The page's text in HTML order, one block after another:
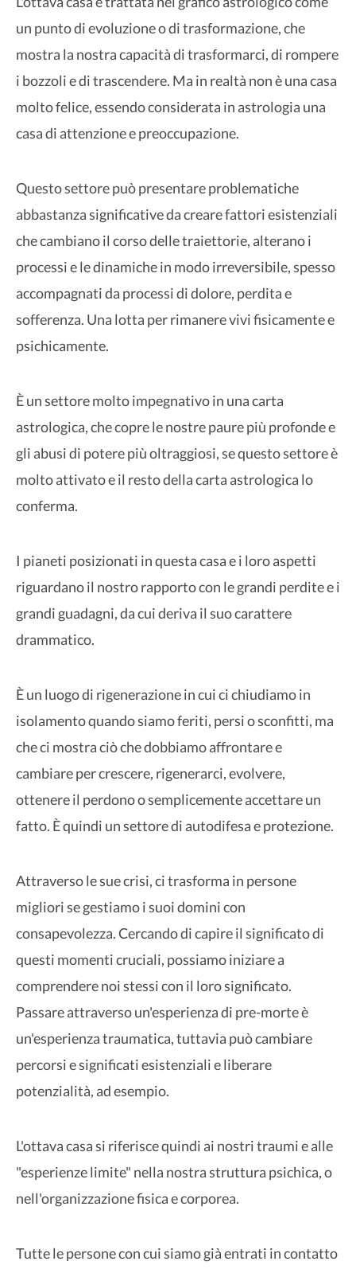
un punto di evoluzione o di trasformazione, che
mostra la nostra capacità di trasformarci, di rompere
i bozzoli e di trascendere. Ma in realtà non è una casa
molto felice, essendo considerata in astrologia una
casa di attenzione e preoccupazione.
Questo settore può presentare problematiche
abbastanza significative da creare fattori esistenziali
che cambiano il corso delle traiettorie, alterano i
processi e le dinamiche in modo irreversibile, spesso
accompagnati da processi di dolore, perdita e
sofferenza. Una lotta per rimanere vivi fisicamente e
psichicamente.
È un settore molto impegnativo in una carta
astrologica, che copre le nostre paure più profonde e
gli abusi di potere più oltraggiosi, se questo settore è
molto attivato e il resto della carta astrologica lo
conferma.
I pianeti posizionati in questa casa e i loro aspetti
riguardano il nostro rapporto con le grandi perdite e i
grandi guadagni, da cui deriva il suo carattere
drammatico.
È un luogo di rigenerazione in cui ci chiudiamo in
isolamento quando siamo feriti, persi o sconfitti, ma
che ci mostra ciò che dobbiamo affrontare e
cambiare per crescere, rigenerarci, evolvere,
ottenere il perdono o semplicemente accettare un
fatto. È quindi un settore di autodifesa e protezione.
Attraverso le sue crisi, ci trasforma in persone
migliori se gestiamo i suoi domini con
consapevolezza. Cercando di capire il significato di
questi momenti cruciali, possiamo iniziare a
comprendere noi stessi con il loro significato.
Passare attraverso un'esperienza di pre-morte è
un'esperienza traumatica, tuttavia può cambiare
percorsi e significati esistenziali e liberare
potenzialità, ad esempio.
L'ottava casa si riferisce quindi ai nostri traumi e alle
"esperienze limite" nella nostra struttura psichica, o
nell'organizzazione fisica e corporea.
Tutte le persone con cui siamo già entrati in contatto